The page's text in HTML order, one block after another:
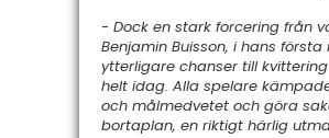
- Dock en stark forcering från
Benjamin Buisson, i hans
ytterligare chanser till
helt idag. Alla spelare
och målmedvetet och göra
bortaplan, en riktigt härlig